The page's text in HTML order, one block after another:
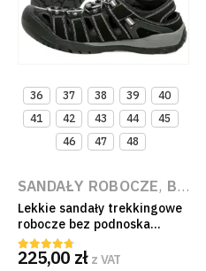
36 37 38 39
40
41
42 43 44
45
46
47 48
SANDAŁY ROBOCZE, BUTY ROBOCZE BEZ PODNOSKA (OBUWIE ZAWODOWE)
Lekkie sandały trekkingowe
robocze bez podnoska
Singapore oddychające
antypoślizgowe czarne
4.60out of 5
225,00 zł z VAT